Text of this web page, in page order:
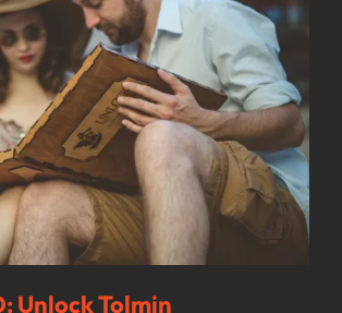
Unlock Tolmin